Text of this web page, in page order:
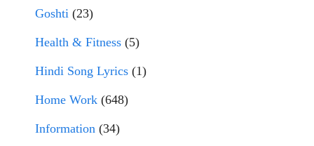
Goshti (23)
Health & Fitness (5)
Hindi Song Lyrics (1)
Home Work (648)
Information (34)